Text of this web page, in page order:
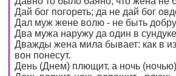
Дай бог погореть; да не дай бог
Дал муж жене волю - не быть
Два мужа наружу да один в
Дважды жена мила бывает: как в
вон понесут.
День (Днем) плющит, а ночь